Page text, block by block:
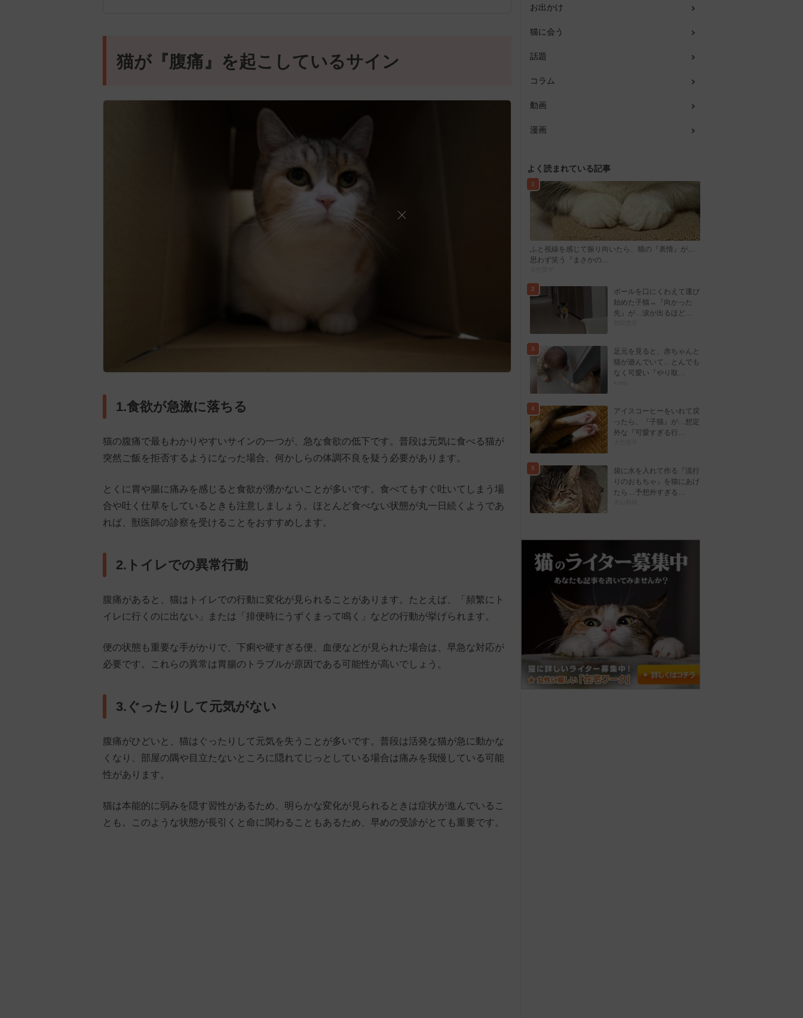
猫が『腹痛』を起こしているサイン
1.食欲が急激に落ちる
猫の腹痛で最もわかりやすいサインの一つが、急な食欲の低下です。普段は元気に食べる猫が
突然ご飯を拒否するようになった場合、何かしらの体調不良を疑う必要があります。
とくに胃や腸に痛みを感じると食欲が湧かないことが多いです。食べてもすぐ吐いてしまう場
合や吐く仕草をしているときも注意しましょう。ほとんど食べない状態が丸一日続くようであ
れば、獣医師の診察を受けることをおすすめします。
2.トイレでの異常行動
腹痛があると、猫はトイレでの行動に変化が見られることがあります。たとえば、「頻繁にト
イレに行くのに出ない」または「排便時にうずくまって鳴く」などの行動が挙げられます。
便の状態も重要な手がかりで、下痢や硬すぎる便、血便などが見られた場合は、早急な対応が
必要です。これらの異常は胃腸のトラブルが原因である可能性が高いでしょう。
3.ぐったりして元気がない
腹痛がひどいと、猫はぐったりして元気を失うことが多いです。普段は活発な猫が急に動かな
くなり、部屋の隅や目立たないところに隠れてじっとしている場合は痛みを我慢している可能
性があります。
猫は本能的に弱みを隠す習性があるため、明らかな変化が見られるときは症状が進んでいるこ
とも。このような状態が長引くと命に関わることもあるため、早めの受診がとても重要です。
お出かけ
猫に会う
話題
コラム
動画
漫画
よく読まれている記事
1
ふと視線を感じて振り向いたら、猫の『表情』が…
思わず笑う『まさかの…
2
ボールを口にくわえて運び
始めた子猫→『向かった
先』が…涙が出るほど…
3
足元を見ると、赤ちゃんと
猫が遊んでいて…とんでも
なく可愛い『やり取…
4
アイスコーヒーをいれて戻
ったら、『子猫』が…想定
外な『可愛すぎる行…
5
袋に水を入れて作る『流行
りのおもちゃ』を猫にあげ
たら…予想外すぎる…